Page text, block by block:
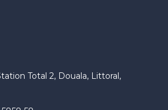
Total 2, Douala, Littoral,